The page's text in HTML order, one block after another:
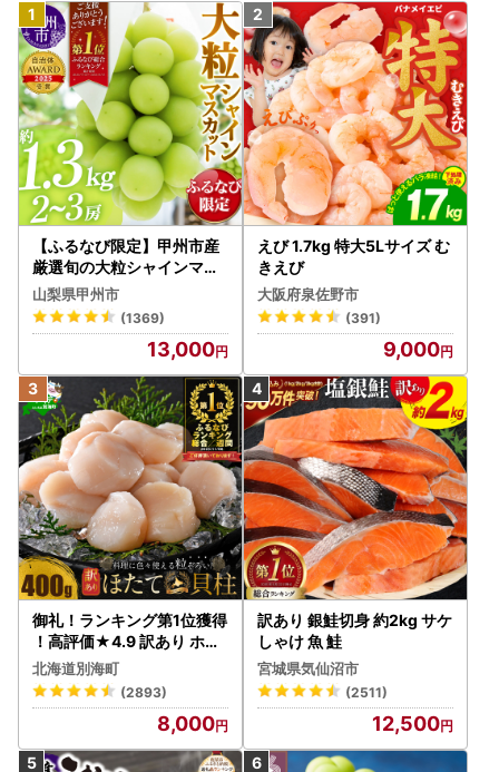
【ふるなび限定】甲州市産
厳選旬の大粒シャインマス
カット 約1.3kg 2～3房【2
026年発送】（MG）B12-
472 FN-Limited-VO シャ
インマスカット フルーツ
山梨県甲州市
(1369)
13,000
えび 1.7kg 特大5Lサイズ む
きえび
大阪府泉佐野市
(391)
9,000
御礼！ランキング第1位獲得
！高評価★4.9 訳あり ホタ
テ 400g（ほたて 帆立 貝柱
冷凍 ）
北海道別海町
(2893)
8,000
訳あり 銀鮭切身 約2kg サケ
しゃけ 魚 鮭
宮城県気仙沼市
(2511)
12,500